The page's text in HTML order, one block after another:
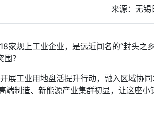
来源：无锡
规上工业企业，是远近闻名的“封头之
？
工业用地盘活提升行动，融入区域协
制造、新能源产业集群初显，让这座小